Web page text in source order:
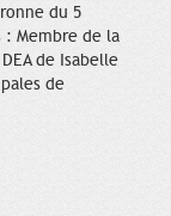
du 5
: Membre de la
de Isabelle
de